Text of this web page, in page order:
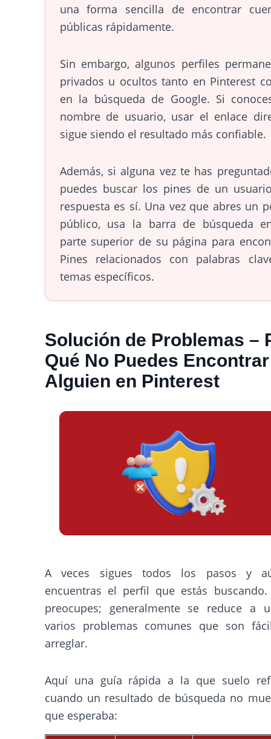
una forma sencilla de encontrar
públicas rápidamente.
Sin embargo, algunos perfiles
privados u ocultos tanto en Pinterest
en la búsqueda de Google. Si
nombre de usuario, usar el enlace
sigue siendo el resultado más confiable.
Además, si alguna vez te has
puedes buscar los pines de un
respuesta es sí. Una vez que abres un
público, usa la barra de búsqueda
parte superior de su página para
Pines relacionados con palabras
temas específicos.
Solución de Problemas –
Qué No Puedes
Alguien en Pinterest
A veces sigues todos los pasos y
encuentras el perfil que estás
preocupes; generalmente se reduce a
varios problemas comunes que son
arreglar.
Aquí una guía rápida a la que suelo
cuando un resultado de búsqueda no
que esperaba: